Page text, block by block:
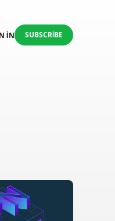
IN SUBSCRIBE